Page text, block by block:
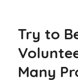
Try to
Many